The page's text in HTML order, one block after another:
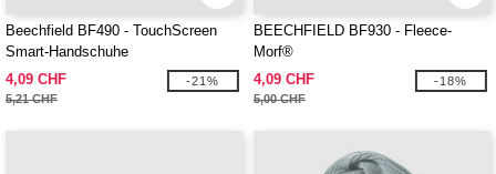
Beechfield BF490 - TouchScreen
Smart-Handschuhe
4,09 CHF
5,21 CHF
-21%
BEECHFIELD BF930 - Fleece-
Morf®
4,09 CHF
5,00 CHF
-18%